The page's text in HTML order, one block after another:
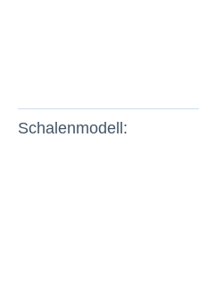
Schalenmodell: